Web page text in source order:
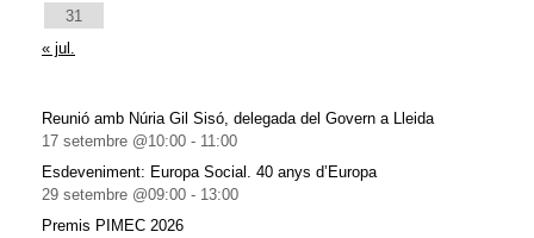
31
« jul.
Reunió amb Núria Gil Sisó, delegada del Govern a Lleida
17 setembre @10:00 - 11:00
Esdeveniment: Europa Social. 40 anys d’Europa
29 setembre @09:00 - 13:00
Premis PIMEC 2026